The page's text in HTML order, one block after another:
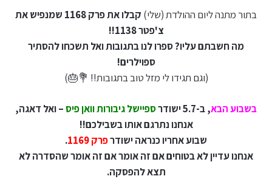
בתור מתנה ליום ההולדת (שלי)
קבלו את פרק 1168 שמנפיש את
צ'פטר 1138!!
מה חשבתם עליו? ספרו לנו בתגובות ואל תשכחו להסתיר
ספוילרים!
(וגם תגידו לי מזל טוב בתגובות!! 💐🎂)
בשבוע הבא, ב-5.7 ישודר ספיישל גיבורות וואן פיס– ואל דאגה,
אנחנו נתרגם אותו בשבילכם!!
שבוע אחריו כנראה ישודרפרק 1169
.
אנחנו עדיין לא בטוחים אם זה אומר אם זה אומר שהסדרה לא
תצא להפסקה.